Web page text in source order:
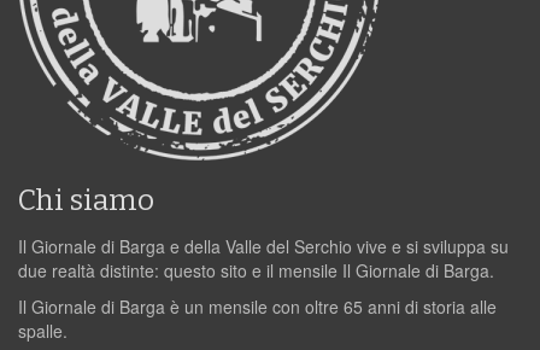
Chi siamo
Il Giornale di Barga e della Valle del Serchio vive e si sviluppa su
due realtà distinte: questo sito e il mensile Il Giornale di Barga.
Il Giornale di Barga è un mensile con oltre 65 anni di storia alle
spalle.